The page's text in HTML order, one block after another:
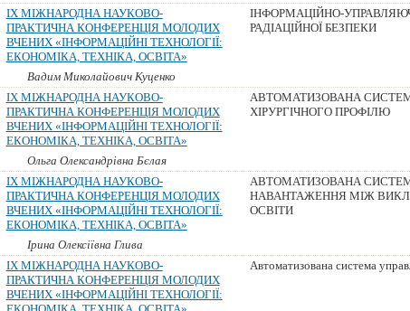
IX МІЖНАРОДНА НАУКОВО-
ПРАКТИЧНА КОНФЕРЕНЦІЯ МОЛОДИХ
ВЧЕНИХ «ІНФОРМАЦІЙНІ ТЕХНОЛОГІЇ:
ЕКОНОМІКА, ТЕХНІКА, ОСВІТА»
ІНФОРМАЦІЙНО-
РАДІАЦІЙНОЇ БЕЗПЕКИ
Вадим Миколайович Куценко
IX МІЖНАРОДНА НАУКОВО-
ПРАКТИЧНА КОНФЕРЕНЦІЯ МОЛОДИХ
ВЧЕНИХ «ІНФОРМАЦІЙНІ ТЕХНОЛОГІЇ:
ЕКОНОМІКА, ТЕХНІКА, ОСВІТА»
АВТОМАТИЗОВАНА
ХІРУРГІЧНОГО ПРОФІЛЮ
Ольга Олександрівна Бєлая
IX МІЖНАРОДНА НАУКОВО-
ПРАКТИЧНА КОНФЕРЕНЦІЯ МОЛОДИХ
ВЧЕНИХ «ІНФОРМАЦІЙНІ ТЕХНОЛОГІЇ:
ЕКОНОМІКА, ТЕХНІКА, ОСВІТА»
АВТОМАТИЗОВАНА
НАВАНТАЖЕННЯ МІЖ
ОСВІТИ
Ірина Олексіївна Глива
IX МІЖНАРОДНА НАУКОВО-
ПРАКТИЧНА КОНФЕРЕНЦІЯ МОЛОДИХ
ВЧЕНИХ «ІНФОРМАЦІЙНІ ТЕХНОЛОГІЇ:
Автоматизована система